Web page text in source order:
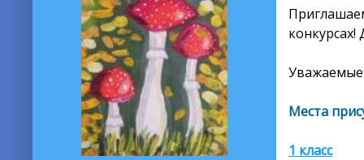
конкурсах!
Уважаемые
Места
1 класс